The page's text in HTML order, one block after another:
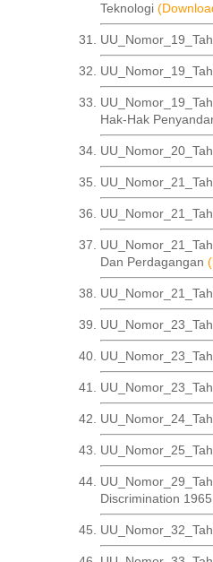
Teknologi
Hak-Hak
Dan Perdagangan
Discrimination 1965